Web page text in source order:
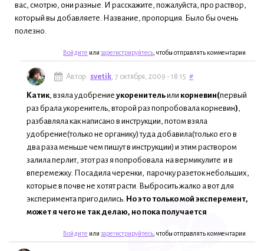
вас, смотрю, они разные. И расскажите, пожалуйста, про раствор,
который вы добавляете. Название, пропорция. Было бы очень
полезно.
Войдите или зарегистрируйтесь , чтобы отправлять комментарии
Автор: svetik, 7 октября, 2009 - 18:15 #
Катик, взяла удобрение укоренительили корневин(первый
раз брала укоренитель, второй раз попробовала корневин),
разбавляла как написано в инструкции, потом взяла
удобрение(только не органику) туда добавила(только его в
два раза меньше чем пишут в инструкции) и этим раствором
залила перлит, этот раз я попробовала на вермикулите и в
вперемежку. Посадила черенки, парочку разеток небольших,
которые в почве не хотят расти. Выбросить жалко а вот для
эксперимента пригодились. Но это только мой эксперемент,
может я чего не так делаю, но пока получается
Войдите или зарегистрируйтесь , чтобы отправлять комментарии